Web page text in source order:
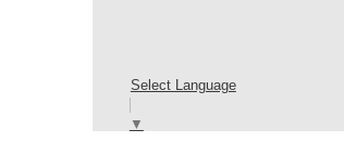
Select Language
▼